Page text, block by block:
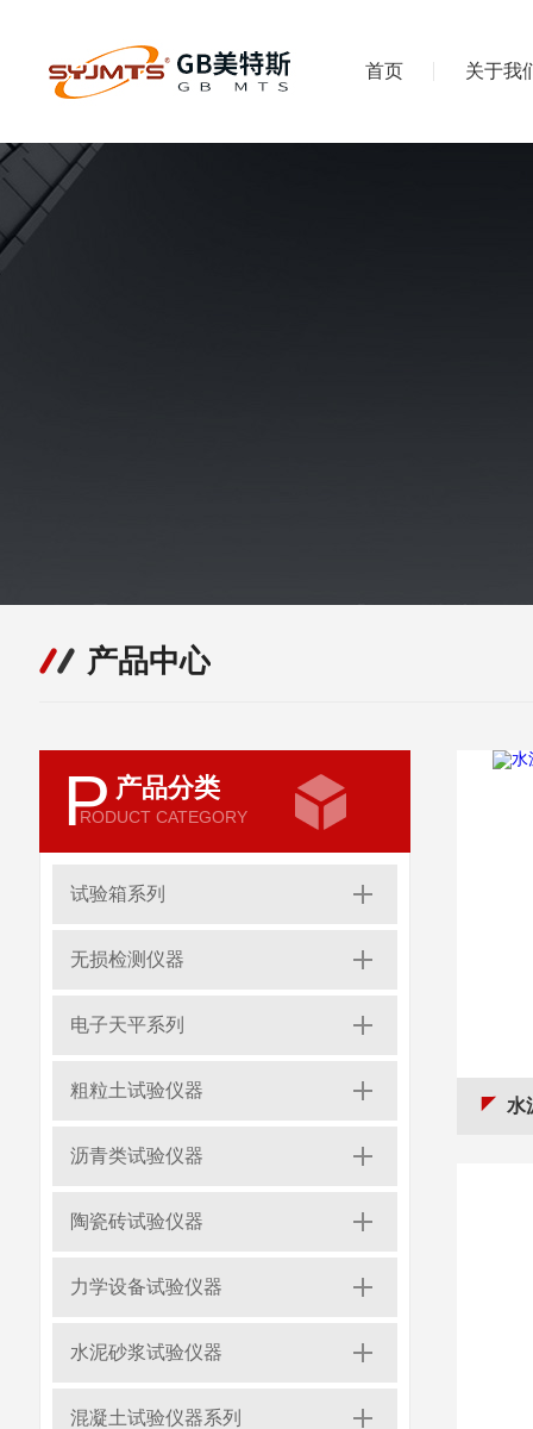
首页 关于我
产品中心
P 产品分类
RODUCT CATEGORY
试验箱系列
无损检测仪器
电子天平系列
粗粒土试验仪器
沥青类试验仪器
陶瓷砖试验仪器
力学设备试验仪器
水泥砂浆试验仪器
混凝土试验仪器系列
水